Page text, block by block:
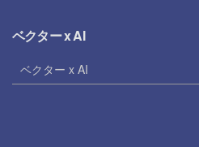
ベクター x AI
ベクター x AI